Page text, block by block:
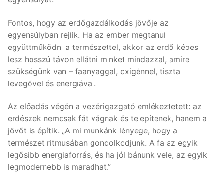
Fontos, hogy az erdőgazdálkodás jövője az
egyensúlyban rejlik. Ha az ember megtanul
együttműködni a természettel, akkor az erdő képes
lesz hosszú távon ellátni minket mindazzal, amire
szükségünk van – faanyaggal, oxigénnel, tiszta
levegővel és energiával.
Az előadás végén a vezérigazgató emlékeztetett: az
erdészek nemcsak fát vágnak és telepítenek, hanem a
jövőt is építik. „A mi munkánk lényege, hogy a
természet ritmusában gondolkodjunk. A fa az egyik
legősibb energiaforrás, és ha jól bánunk vele, az egyik
legmodernebb is maradhat.”